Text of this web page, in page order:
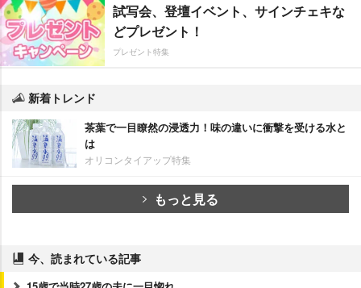
試写会、登壇イベント、サインチェキな
どプレゼント！
プレゼント特集
新着トレンド
茶葉で一目瞭然の浸透力！味の違いに衝撃を受ける水と
は
オリコンタイアップ特集
もっと見る
今、読まれている記事